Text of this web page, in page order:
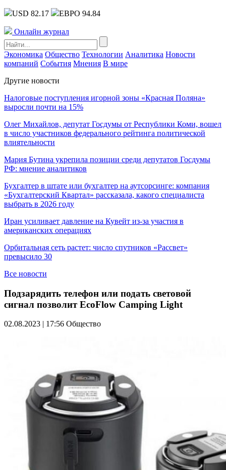
USD 82.17 ЕВРО 94.84
Онлайн журнал
Экономика Общество Технологии Аналитика Новости
компаний События Мнения В мире
Другие новости
Налоговые поступления игорной зоны «Красная Поляна»
выросли почти на 15%
Олег Михайлов, депутат Госдумы от Республики Коми, вошел
в число участников федерального рейтинга политической
влиятельности
Мария Бутина укрепила позиции среди депутатов Госдумы
РФ: мнение аналитиков
Бухгалтер в штате или бухгалтер на аутсорсинге: компания
«Бухгалтерский Квартал» рассказала, какого специалиста
выбрать в 2026 году
Иран усиливает давление на Кувейт из-за участия в
американских операциях
Орбитальная сеть растет: число спутников «Рассвет»
превысило 30
Все новости
Подзарядить телефон или подать световой
сигнал позволит EcoFlow Camping Light
02.08.2023 | 17:56 Общество